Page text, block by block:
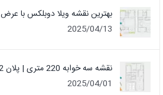
بهترین نقشه ویلا دوبلکس با عرض 10 متر
2025/04/13
نقشه سه خوابه 220 متری | پلان 12×18 سازه بنایی
2025/04/01